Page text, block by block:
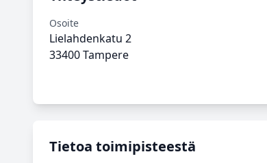
Osoite
Lielahdenkatu 2
33400 Tampere
Tietoa toimipisteestä